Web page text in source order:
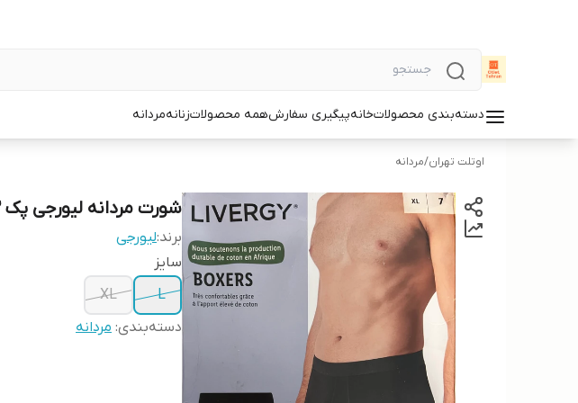
دسته‌بندی محصولاتخانهپیگیری سفارشهمه محصولاتزنانهمردانه
اوتلت تهران/مردانه
شورت مردانه لیورجی پک 2 عددی
برند:لیورجی
سایز
L
XL
دسته‌بندی: مردانه